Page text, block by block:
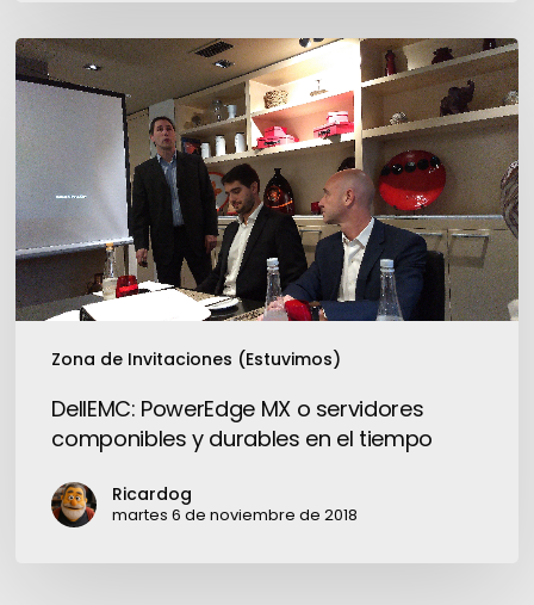
Zona de Invitaciones (Estuvimos)
DellEMC:
PowerEdge
MX
o
servidores
componibles
y
durables
en
el
tiempo
DellEMC: PowerEdge MX o servidores
componibles y durables en el tiempo
Ricardog
martes 6 de noviembre de 2018